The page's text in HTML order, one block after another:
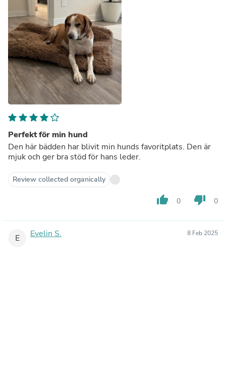
Perfekt för min hund
Den här bädden har blivit min hunds favoritplats. Den är
mjuk och ger bra stöd för hans leder.
Review collected organically
thumb_up 0 thumb_down 0
E Evelin S. 8 Feb 2025